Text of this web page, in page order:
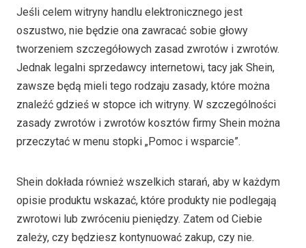
Jeśli celem witryny handlu elektronicznego jest
oszustwo, nie będzie ona zawracać sobie głowy
tworzeniem szczegółowych zasad zwrotów i zwrotów.
Jednak legalni sprzedawcy internetowi, tacy jak Shein,
zawsze będą mieli tego rodzaju zasady, które można
znaleźć gdzieś w stopce ich witryny. W szczególności
zasady zwrotów i zwrotów kosztów firmy Shein można
przeczytać w menu stopki „Pomoc i wsparcie”.
Shein dokłada również wszelkich starań, aby w każdym
opisie produktu wskazać, które produkty nie podlegają
zwrotowi lub zwróceniu pieniędzy. Zatem od Ciebie
zależy, czy będziesz kontynuować zakup, czy nie.